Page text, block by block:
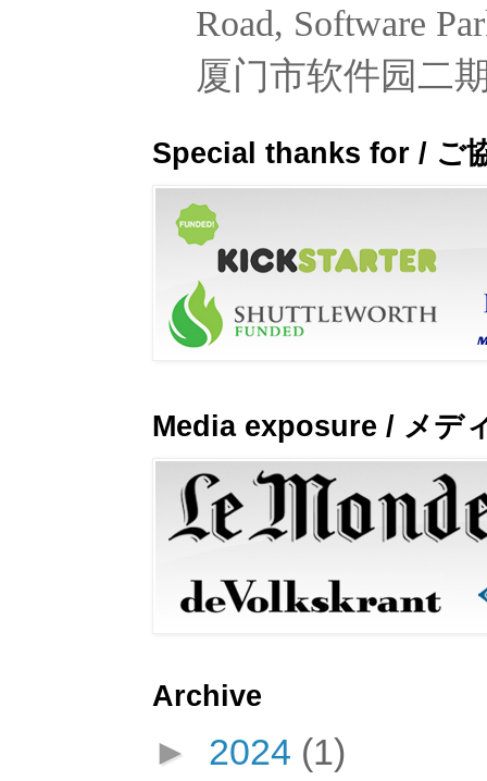
Road, Software
厦门市软件园二
Special thanks for / ご
Media exposure / メデ
Archive
► 2024 (1)